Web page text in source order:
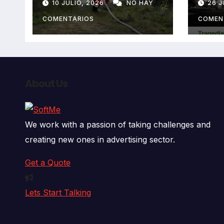
fallecidos y heridos
10 JULIO, 2026 NO HAY
COMENTARIOS
en26
We work with a passion of taking challenges and
creating new ones in advertising sector.
Get a Quote
Lets Start Talking